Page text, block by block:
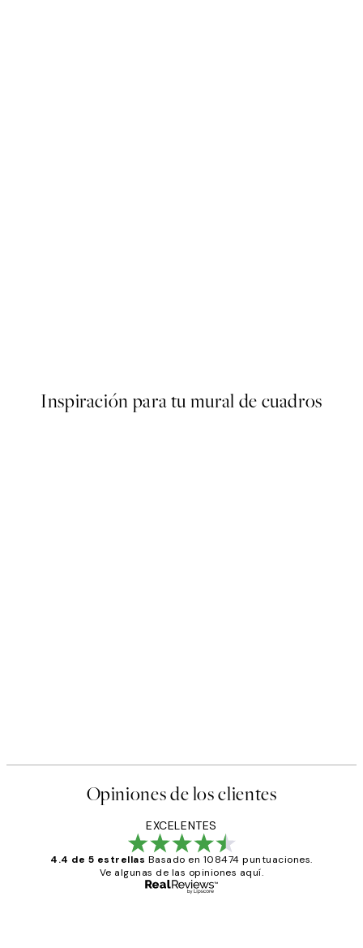
Inspiración para tu mural de cuadros
Opiniones de los clientes
EXCELENTES
4.4 de 5 estrellas Basado en 108474 puntuaciones.
Ve algunas de las opiniones aquí.